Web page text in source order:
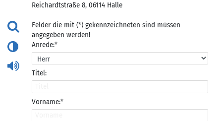
Reichardtstraße 8, 06114 Halle
Felder die mit (*) gekennzeichneten sind müssen
angegeben werden!
Anrede:*
Titel:
Vorname:*